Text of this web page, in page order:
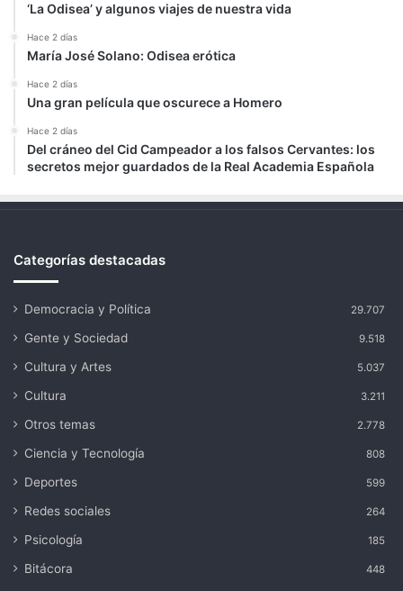
‘La Odisea’ y algunos viajes de nuestra vida
Hace 2 días
María José Solano: Odisea erótica
Hace 2 días
Una gran película que oscurece a Homero
Hace 2 días
Del cráneo del Cid Campeador a los falsos Cervantes: los
secretos mejor guardados de la Real Academia Española
Categorías destacadas
Democracia y Política 29.707
Gente y Sociedad 9.518
Cultura y Artes 5.037
Cultura 3.211
Otros temas 2.778
Ciencia y Tecnología 808
Deportes 599
Redes sociales 264
Psicología 185
Bitácora 448